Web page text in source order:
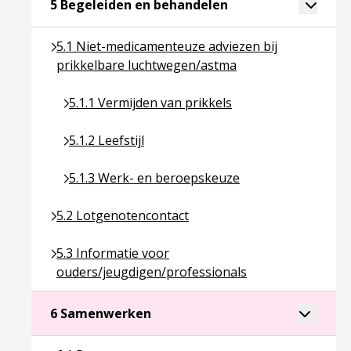
5 Begeleiden en behandelen Ga naar paginaToggle
5.1 Niet-medicamenteuze adviezen bij
prikkelbare luchtwegen/astma
Ga naar pagina over 5.1 Niet-medicamenteuze
5.1.1 Vermijden van prikkels
Ga naar pagina over 5.1.1 Vermijden van prikkels
5.1.2 Leefstijl
Ga naar pagina over 5.1.2 Leefstijl
5.1.3 Werk- en beroepskeuze
Ga naar pagina over 5.1.3 Werk- en beroepskeuze
5.2 Lotgenotencontact
Ga naar pagina over 5.2 Lotgenotencontact
5.3 Informatie voor
ouders/jeugdigen/professionals
Ga naar pagina over 5.3 Informatie voor ouders/
6 Samenwerken Ga naar pagina over 6 Toggle